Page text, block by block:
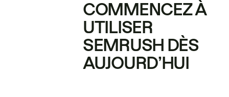
COMMENCEZ À
UTILISER
SEMRUSH DÈS
AUJOURD’HUI